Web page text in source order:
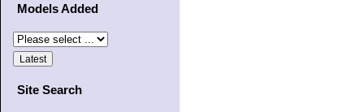
Models Added
Site Search